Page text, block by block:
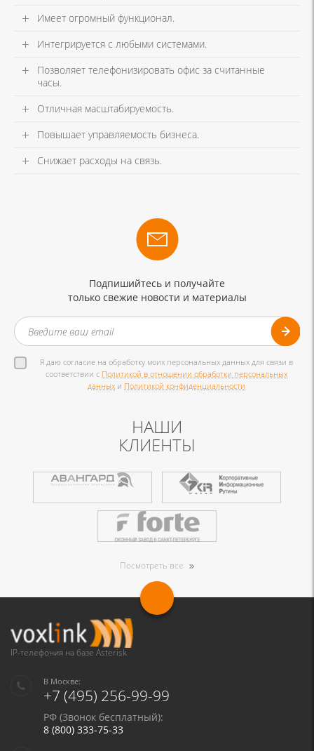
Имеет огромный функционал.
Интегрируется с любыми системами.
Позволяет телефонизировать офис за считанные
часы.
Отличная масштабируемость.
Повышает управляемость бизнеса.
Снижает расходы на связь.
Подпишийтесь и получайте
только свежие новости и материалы
Я даю согласие на обработку моих персональных данных для связи в
соответствии с Политикой в отношении обработки персональных
данных и Политикой конфиденциальности
НАШИ
КЛИЕНТЫ
Посмотреть все
IP-телефония на базе Asterisk
В Москве:
+7 (495) 256-99-99
РФ (Звонок бесплатный):
8 (800) 333-75-33